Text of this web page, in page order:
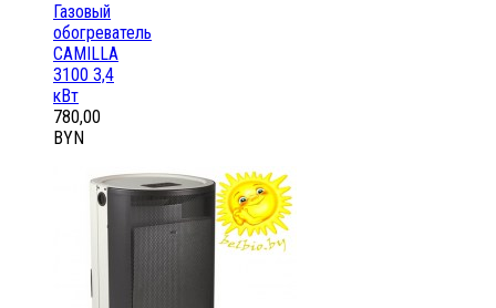
Газовый
обогреватель
CAMILLA
3100 3,4
кВт
780,00
BYN